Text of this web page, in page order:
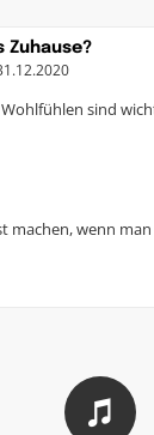
Zuhause?
sind
machen, wenn